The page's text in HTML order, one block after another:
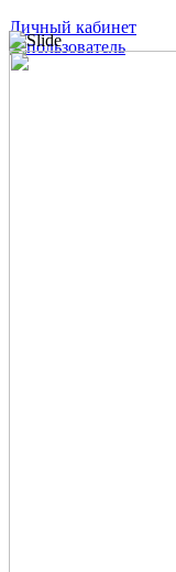
Личный кабинет